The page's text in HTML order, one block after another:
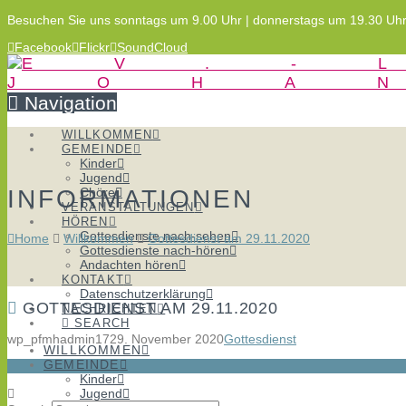
Besuchen Sie uns sonntags um 9.00 Uhr | donnerstags um 19.30 Uhr
Facebook Flickr SoundCloud
Navigation
WILLKOMMEN
GEMEINDE
Kinder
Jugend
Chöre
VERANSTALTUNGEN
HÖREN
Gottesdienste nach-sehen
Gottesdienste nach-hören
Andachten hören
KONTAKT
Datenschutzerklärung
NACHRICHTEN
SEARCH
WILLKOMMEN
GEMEINDE
Kinder
Jugend
INFORMATIONEN
Home Willkommen Gottesdienst am 29.11.2020
GOTTESDIENST AM 29.11.2020
wp_pfmhadmin1729. November 2020Gottesdienst